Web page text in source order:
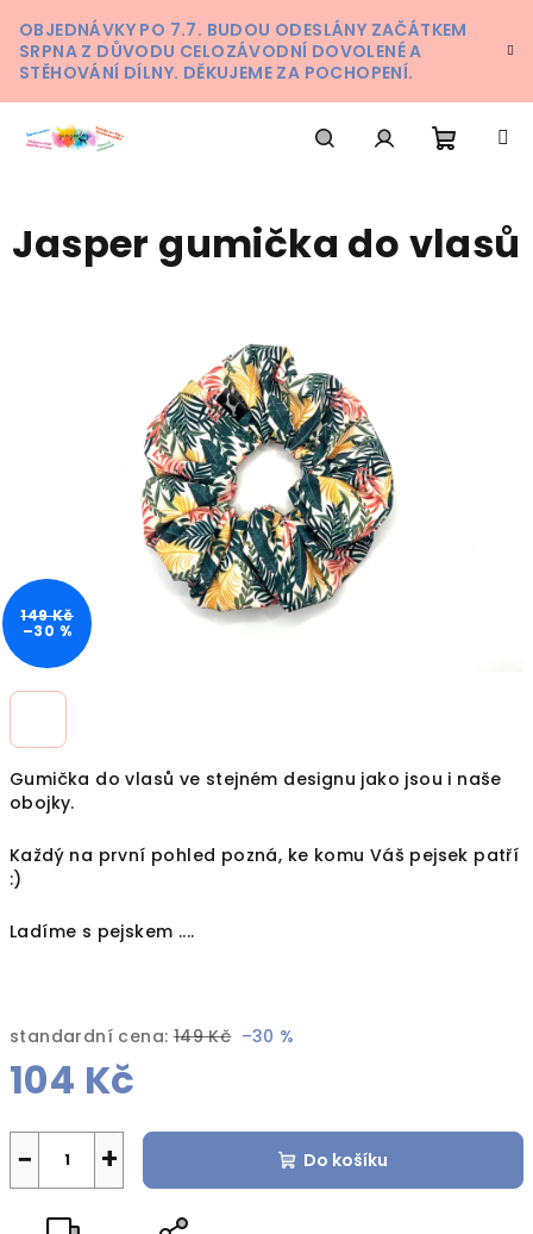
na
obsah
OBJEDNÁVKY PO 7.7. BUDOU ODESLÁNY ZAČÁTKEM
SRPNA Z DŮVODU CELOZÁVODNÍ DOVOLENÉ A
STĚHOVÁNÍ DÍLNY. DĚKUJEME ZA POCHOPENÍ.
košík
Gumička do vlasů ve stejném designu jako jsou i naše
obojky.
Každý na první pohled pozná, ke komu Váš pejsek patří
:)
Ladíme s pejskem ....
standardní cena: 149 Kč –30 %
104 Kč
+
− Do košíku
Jasper gumička do vlasů
149 Kč
–30 %